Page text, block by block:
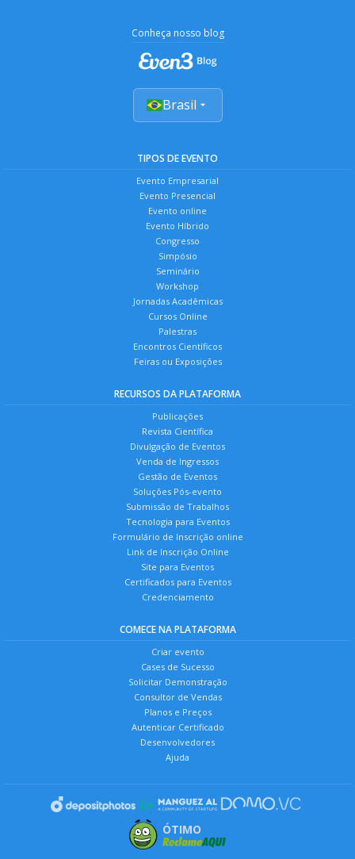
Conheça nosso blog
Brasil
TIPOS DE EVENTO
Evento Empresarial
Evento Presencial
Evento online
Evento Híbrido
Congresso
Simpósio
Seminário
Workshop
Jornadas Acadêmicas
Cursos Online
Palestras
Encontros Científicos
Feiras ou Exposições
RECURSOS DA PLATAFORMA
Publicações
Revista Científica
Divulgação de Eventos
Venda de Ingressos
Gestão de Eventos
Soluções Pós-evento
Submissão de Trabalhos
Tecnologia para Eventos
Formulário de Inscrição online
Link de Inscrição Online
Site para Eventos
Certificados para Eventos
Credenciamento
COMECE NA PLATAFORMA
Criar evento
Cases de Sucesso
Solicitar Demonstração
Consultor de Vendas
Planos e Preços
Autenticar Certificado
Desenvolvedores
Ajuda
ÓTIMO